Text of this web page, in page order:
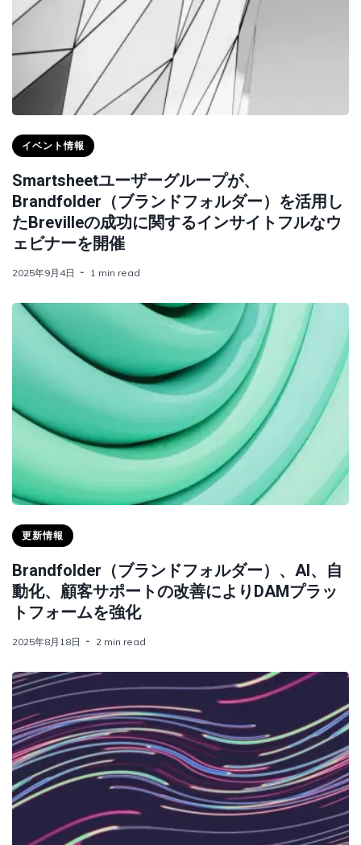
イベント情報
Smartsheetユーザーグループが、
Brandfolder（ブランドフォルダー）を活用し
たBrevilleの成功に関するインサイトフルなウ
ェビナーを開催
2025年9月4日 1 min read
更新情報
Brandfolder（ブランドフォルダー）、AI、自
動化、顧客サポートの改善によりDAMプラッ
トフォームを強化
2025年8月18日 2 min read